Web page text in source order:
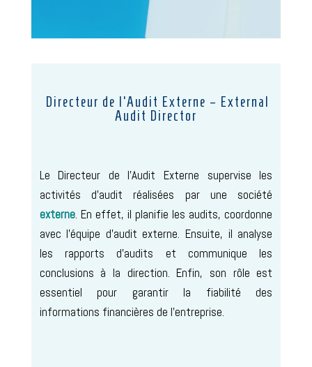
Directeur de l’Audit Externe – External
Audit Director
Le Directeur de l’Audit Externe supervise les
activités d’audit réalisées par une société
externe. En effet, il planifie les audits, coordonne
avec l’équipe d’audit externe. Ensuite, il analyse
les rapports d’audits et communique les
conclusions à la direction. Enfin, son rôle est
essentiel pour garantir la fiabilité des
informations financières de l’entreprise.